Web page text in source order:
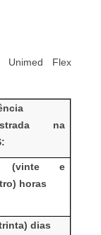
Flex
na
(vinte e
horas
dias